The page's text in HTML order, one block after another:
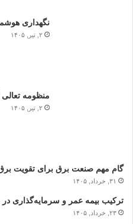
نگهداری
۲, تیر, ۱۴۰۵
منظومه تعالی
۲, تیر, ۱۴۰۵
گام مهم صنعت برق برای تقویت
۳۱, خرداد, ۱۴۰۵
ترکیب بیمه عمر و سرمایه‌گذاری
۲۳, خرداد, ۱۴۰۵